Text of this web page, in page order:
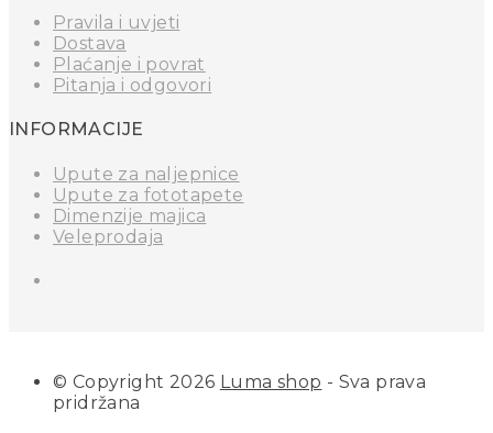
Pravila i uvjeti
Dostava
Plaćanje i povrat
Pitanja i odgovori
INFORMACIJE
Upute za naljepnice
Upute za fototapete
Dimenzije majica
Veleprodaja
© Copyright 2026 Luma shop - Sva prava
pridržana